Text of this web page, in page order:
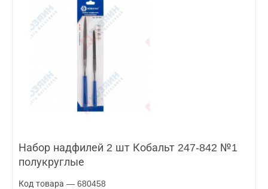
Набор надфилей 2 шт Кобальт 247-842 №1
полукруглые
Код товара — 680458